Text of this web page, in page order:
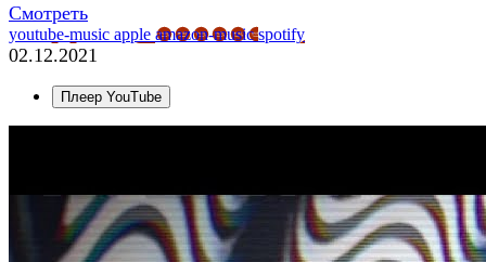
Смотреть
youtube-music apple amazon-musicspotify
02.12.2021
Плеер YouTube